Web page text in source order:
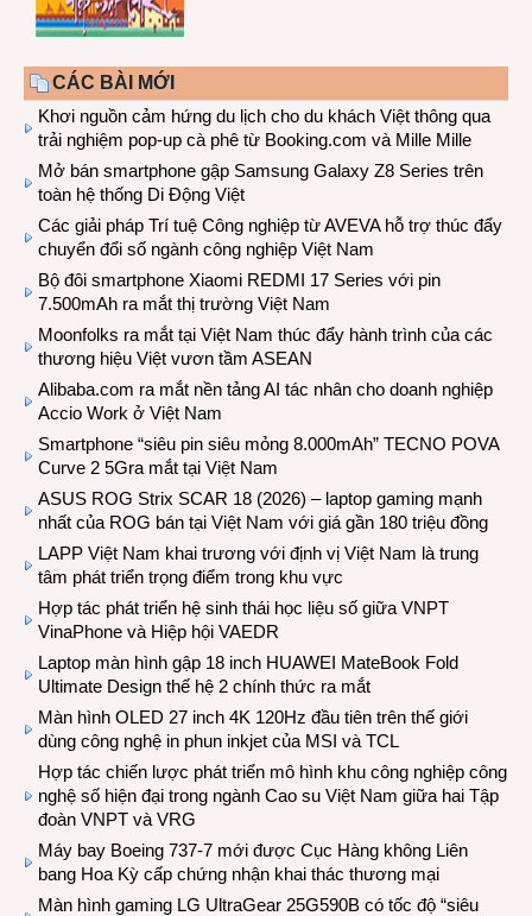
CÁC BÀI MỚI
Khơi nguồn cảm hứng du lịch cho du khách Việt thông qua
trải nghiệm pop-up cà phê từ Booking.com và Mille Mille
Mở bán smartphone gập Samsung Galaxy Z8 Series trên
toàn hệ thống Di Động Việt
Các giải pháp Trí tuệ Công nghiệp từ AVEVA hỗ trợ thúc đẩy
chuyển đổi số ngành công nghiệp Việt Nam
Bộ đôi smartphone Xiaomi REDMI 17 Series với pin
7.500mAh ra mắt thị trường Việt Nam
Moonfolks ra mắt tại Việt Nam thúc đẩy hành trình của các
thương hiệu Việt vươn tầm ASEAN
Alibaba.com ra mắt nền tảng AI tác nhân cho doanh nghiệp
Accio Work ở Việt Nam
Smartphone “siêu pin siêu mỏng 8.000mAh” TECNO POVA
Curve 2 5Gra mắt tại Việt Nam
ASUS ROG Strix SCAR 18 (2026) – laptop gaming mạnh
nhất của ROG bán tại Việt Nam với giá gần 180 triệu đồng
LAPP Việt Nam khai trương với định vị Việt Nam là trung
tâm phát triển trọng điểm trong khu vực
Hợp tác phát triển hệ sinh thái học liệu số giữa VNPT
VinaPhone và Hiệp hội VAEDR
Laptop màn hình gập 18 inch HUAWEI MateBook Fold
Ultimate Design thế hệ 2 chính thức ra mắt
Màn hình OLED 27 inch 4K 120Hz đầu tiên trên thế giới
dùng công nghệ in phun inkjet của MSI và TCL
Hợp tác chiến lược phát triển mô hình khu công nghiệp công
nghệ số hiện đại trong ngành Cao su Việt Nam giữa hai Tập
đoàn VNPT và VRG
Máy bay Boeing 737-7 mới được Cục Hàng không Liên
bang Hoa Kỳ cấp chứng nhận khai thác thương mại
Màn hình gaming LG UltraGear 25G590B có tốc độ “siêu